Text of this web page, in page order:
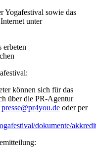
Yogafestival sowie das
unter
können sich für das
über die PR-Agentur
presse@pr4you.de oder per
dokumente/